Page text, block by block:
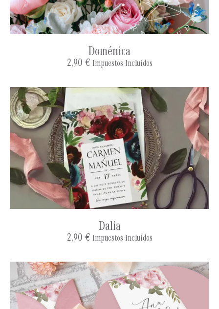
Doménica
2,90 € Impuestos Incluídos
Dalia
2,90 € Impuestos Incluídos